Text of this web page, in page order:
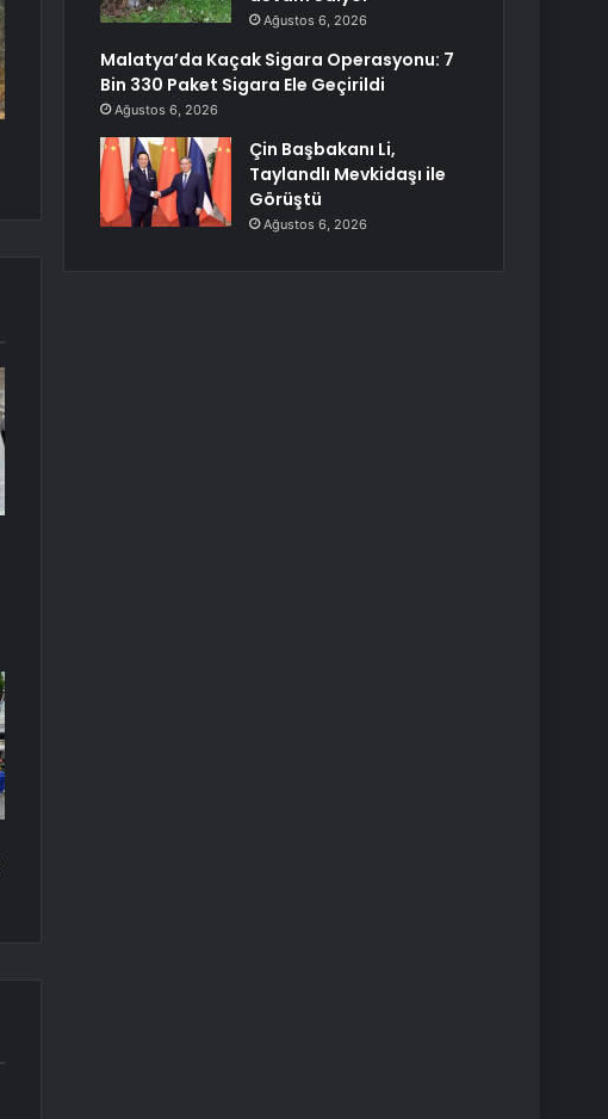
Ağustos 6, 2026
Malatya’da Kaçak Sigara Operasyonu: 7
Bin 330 Paket Sigara Ele Geçirildi
Ağustos 6, 2026
Çin Başbakanı Li,
Taylandlı Mevkidaşı ile
Görüştü
Ağustos 6, 2026